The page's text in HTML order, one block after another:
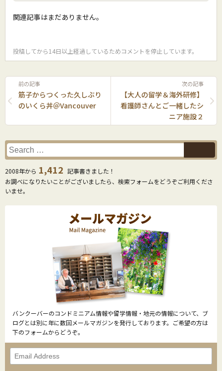
関連記事はまだありません。
投稿してから14日以上経過しているためコメントを停止しています。
前の記事
筋子からつくった久しぶり
のいくら丼＠Vancouver
次の記事
【大人の留学＆海外研修】
看護師さんとご一緒したシ
ニア施設２
2008年から 1,412 記事書きました！
お調べになりたいことがございましたら、検索フォームをどうぞご利用くださ
いませ。
バンクーバーのコンドミニアム情報や留学情報・地元の情報について、ブ
ログとは別に年に数回メールマガジンを発行しております。ご希望の方は
下のフォームからどうぞ。